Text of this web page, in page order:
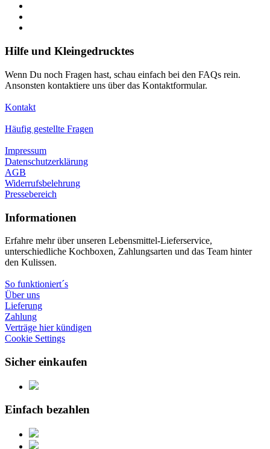
Hilfe und Kleingedrucktes
Wenn Du noch Fragen hast, schau einfach bei den FAQs rein.
Ansonsten kontaktiere uns über das Kontaktformular.
Kontakt
Häufig gestellte Fragen
Impressum
Datenschutzerklärung
AGB
Widerrufsbelehrung
Pressebereich
Informationen
Erfahre mehr über unseren Lebensmittel-Lieferservice,
unterschiedliche Kochboxen, Zahlungsarten und das Team hinter
den Kulissen.
So funktioniert´s
Über uns
Lieferung
Zahlung
Verträge hier kündigen
Cookie Settings
Sicher einkaufen
Einfach bezahlen